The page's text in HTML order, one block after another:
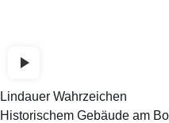
Lindauer Wahrzeichen
Historischem Gebäude am